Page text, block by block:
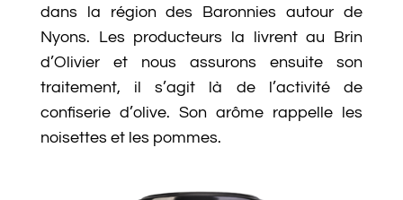
dans la région des Baronnies autour de
Nyons. Les producteurs la livrent au Brin
d’Olivier et nous assurons ensuite son
traitement, il s’agit là de l’activité de
confiserie d’olive. Son arôme rappelle les
noisettes et les pommes.